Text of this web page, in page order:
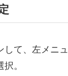
て、左メニ
。